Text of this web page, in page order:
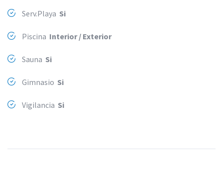
Serv.Playa Si
Piscina Interior / Exterior
Sauna Si
Gimnasio Si
Vigilancia Si